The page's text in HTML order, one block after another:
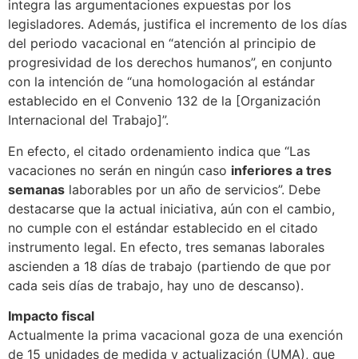
integra las argumentaciones expuestas por los
legisladores. Además, justifica el incremento de los días
del periodo vacacional en “atención al principio de
progresividad de los derechos humanos”, en conjunto
con la intención de “una homologación al estándar
establecido en el Convenio 132 de la [Organización
Internacional del Trabajo]”.
En efecto, el citado ordenamiento indica que “Las
vacaciones no serán en ningún caso inferiores a tres
semanas laborables por un año de servicios”. Debe
destacarse que la actual iniciativa, aún con el cambio,
no cumple con el estándar establecido en el citado
instrumento legal. En efecto, tres semanas laborales
ascienden a 18 días de trabajo (partiendo de que por
cada seis días de trabajo, hay uno de descanso).
Impacto fiscal
Actualmente la prima vacacional goza de una exención
de 15 unidades de medida y actualización (UMA), que